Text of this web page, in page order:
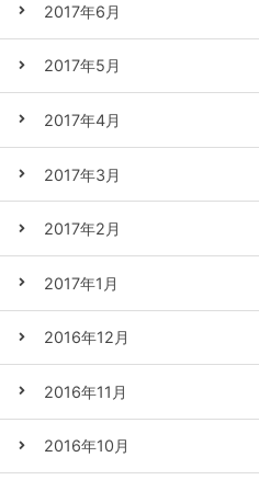
2017年6月
2017年5月
2017年4月
2017年3月
2017年2月
2017年1月
2016年12月
2016年11月
2016年10月